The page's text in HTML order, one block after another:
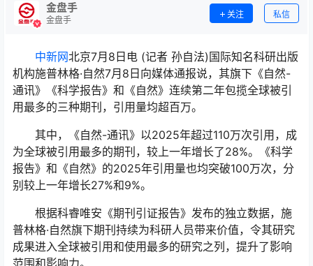
金盘手
金盘手
关注 私信
中新网北京7月8日电 (记者 孙自法)国际知名科研出版
机构施普林格·自然7月8日向媒体通报说，其旗下《自然-
通讯》《科学报告》和《自然》连续第二年包揽全球被引
用最多的三种期刊，引用量均超百万。
其中，《自然-通讯》以2025年超过110万次引用，成
为全球被引用最多的期刊，较上一年增长了28%。《科学
报告》和《自然》的2025年引用量也均突破100万次，分
别较上一年增长27%和9%。
根据科睿唯安《期刊引证报告》发布的独立数据，施
普林格·自然旗下期刊持续为科研人员带来价值，令其研究
成果进入全球被引用和使用最多的研究之列，提升了影响
范围和影响力。